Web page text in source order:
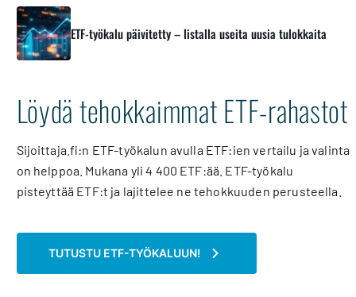
ETF-työkalu päivitetty – listalla useita uusia tulokkaita
Löydä tehokkaimmat ETF-rahastot
Sijoittaja.fi:n ETF-työkalun avulla ETF:ien vertailu ja valinta
on helppoa. Mukana yli 4 400 ETF:ää. ETF-työkalu
pisteyttää ETF:t ja lajittelee ne tehokkuuden perusteella.
TUTUSTU ETF-TYÖKALUUN!